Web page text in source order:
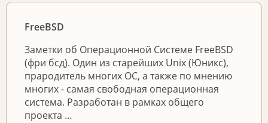
FreeBSD
Заметки об Операционной Системе FreeBSD
(фри бсд). Один из старейших Unix (Юникс),
прародитель многих ОС, а также по мнению
многих - самая свободная операционная
система. Разработан в рамках общего
проекта …